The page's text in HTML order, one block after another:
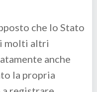
che lo Stato
molti altri
anche
la propria